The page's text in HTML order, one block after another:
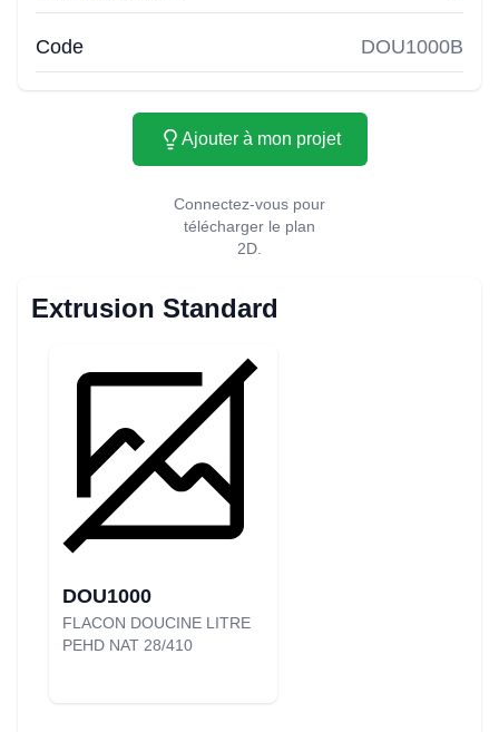
Code DOU1000B
Ajouter à mon projet
Connectez-vous pour
télécharger le plan
2D.
Extrusion Standard
DOU1000
FLACON DOUCINE LITRE
PEHD NAT 28/410